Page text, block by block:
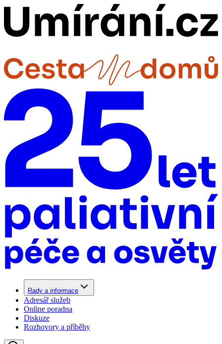
Rady a informace
Adresář služeb
Online poradna
Diskuze
Rozhovory a příběhy